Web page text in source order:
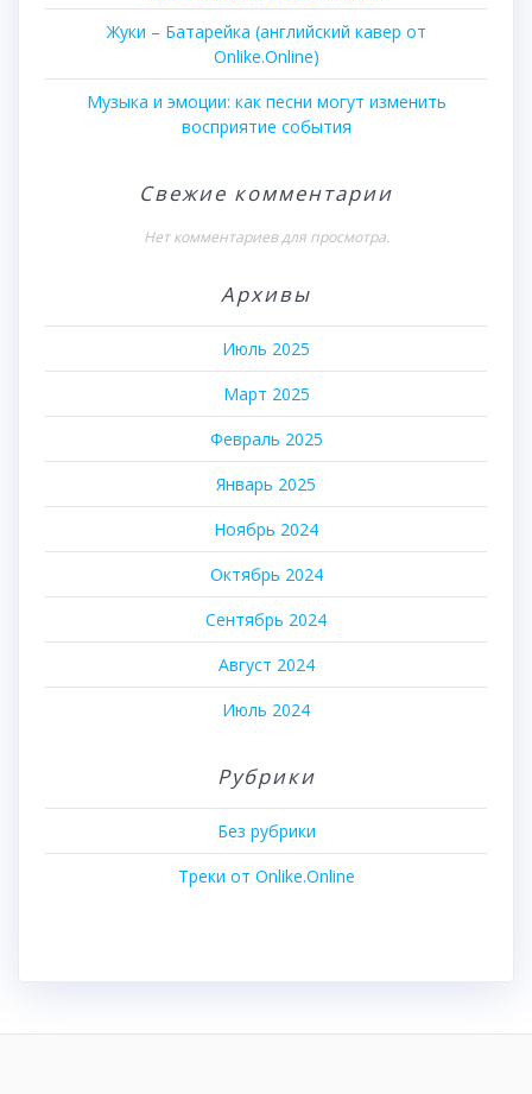
Жуки – Батарейка (английский кавер от
Onlike.Online)
Музыка и эмоции: как песни могут изменить
восприятие события
Свежие комментарии
Нет комментариев для просмотра.
Архивы
Июль 2025
Март 2025
Февраль 2025
Январь 2025
Ноябрь 2024
Октябрь 2024
Сентябрь 2024
Август 2024
Июль 2024
Рубрики
Без рубрики
Треки от Onlike.Online